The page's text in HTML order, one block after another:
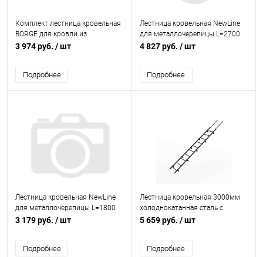
Комплект лестница кровельная
BORGE для кровли из
металлочерепицы L=1800 мм,
3 974 руб. / шт
Подробнее
Лестница кровельная NewLine
для металлочерепицы L=2700
мм, b=350 RAL 6005 (Зеленый)
4 827 руб. / шт
Подробнее
Лестница кровельная NewLine
для металлочерепицы L=1800
мм, b=350 RAL 8017
3 179 руб. / шт
Подробнее
Лестница кровельная 3000мм
холоднокатанная сталь с
порошковым покрытием RAL
5 659 руб. / шт
Подробнее